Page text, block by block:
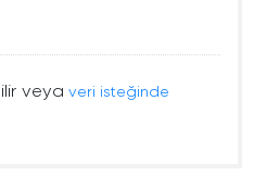
veya veri isteğinde